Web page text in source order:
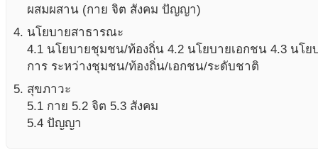
ผสมผสาน (กาย จิต สังคม ปัญญา)
นโยบายสาธารณะ
4.1 นโยบายชุมชน/ท้องถิ่น 4.2 นโยบายเอกชน 4.3 นโ
การ ระหว่างชุมชน/ท้องถิ่น/เอกชน/ระดับชาติ
สุขภาวะ
5.1 กาย 5.2 จิต 5.3 สังคม
5.4 ปัญญา